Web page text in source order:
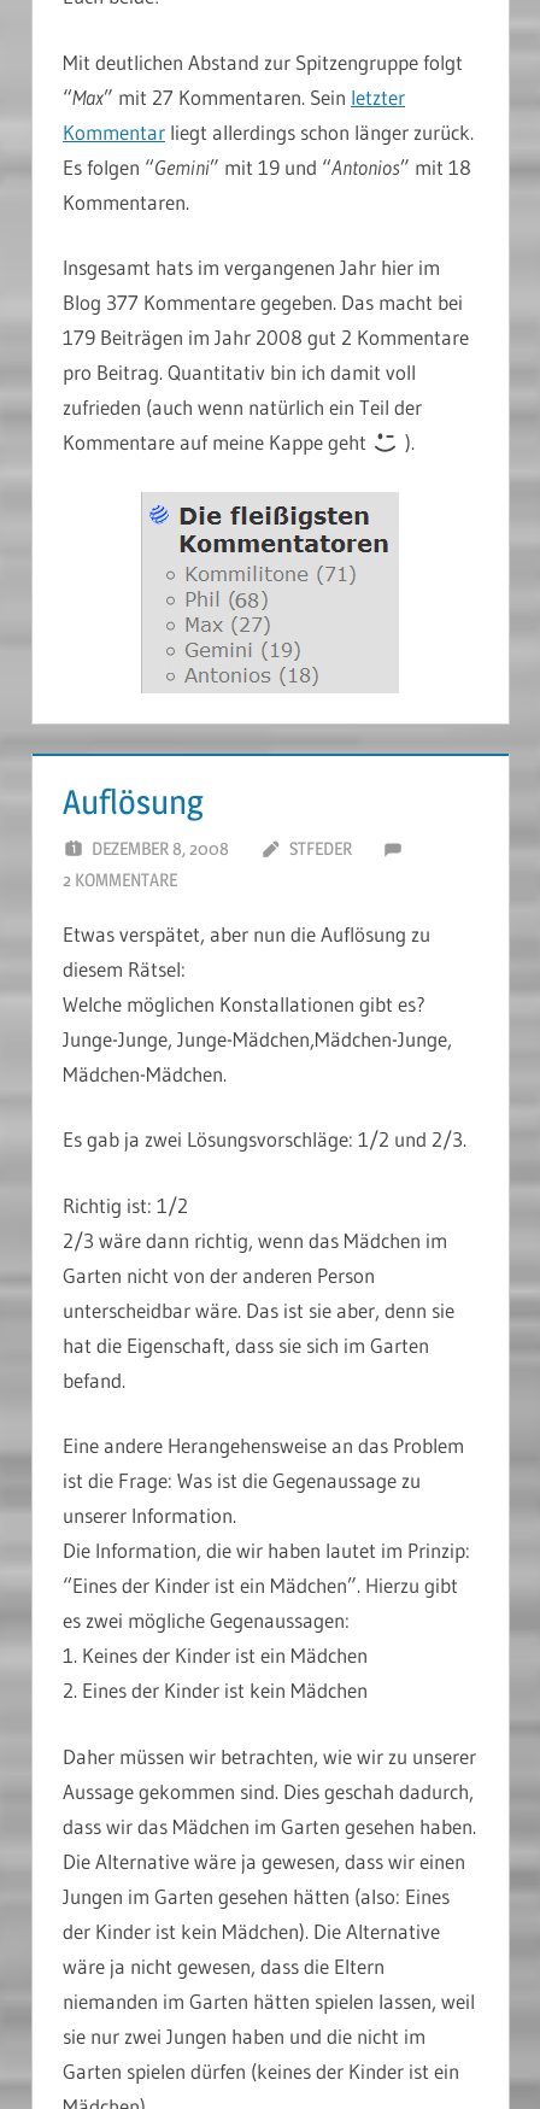
Mit deutlichen Abstand zur Spitzengruppe folgt
“Max” mit 27 Kommentaren. Sein letzter
Kommentar liegt allerdings schon länger zurück.
Es folgen “Gemini” mit 19 und “Antonios” mit 18
Kommentaren.
Insgesamt hats im vergangenen Jahr hier im
Blog 377 Kommentare gegeben. Das macht bei
179 Beiträgen im Jahr 2008 gut 2 Kommentare
pro Beitrag. Quantitativ bin ich damit voll
zufrieden (auch wenn natürlich ein Teil der
Kommentare auf meine Kappe geht
).
Auflösung
DEZEMBER 8, 2008
STFEDER
2 KOMMENTARE
Etwas verspätet, aber nun die Auflösung zu
diesem Rätsel:
Welche möglichen Konstallationen gibt es?
Junge-Junge, Junge-Mädchen,Mädchen-Junge,
Mädchen-Mädchen.
Es gab ja zwei Lösungsvorschläge: 1/2 und 2/3.
Richtig ist: 1/2
2/3 wäre dann richtig, wenn das Mädchen im
Garten nicht von der anderen Person
unterscheidbar wäre. Das ist sie aber, denn sie
hat die Eigenschaft, dass sie sich im Garten
befand.
Eine andere Herangehensweise an das Problem
ist die Frage: Was ist die Gegenaussage zu
unserer Information.
Die Information, die wir haben lautet im Prinzip:
“Eines der Kinder ist ein Mädchen”. Hierzu gibt
es zwei mögliche Gegenaussagen:
1. Keines der Kinder ist ein Mädchen
2. Eines der Kinder ist kein Mädchen
Daher müssen wir betrachten, wie wir zu unserer
Aussage gekommen sind. Dies geschah dadurch,
dass wir das Mädchen im Garten gesehen haben.
Die Alternative wäre ja gewesen, dass wir einen
Jungen im Garten gesehen hätten (also: Eines
der Kinder ist kein Mädchen). Die Alternative
wäre ja nicht gewesen, dass die Eltern
niemanden im Garten hätten spielen lassen, weil
sie nur zwei Jungen haben und die nicht im
Garten spielen dürfen (keines der Kinder ist ein